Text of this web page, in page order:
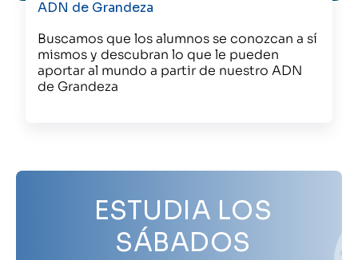
ADN de Grandeza
Buscamos que los alumnos se conozcan a sí
mismos y descubran lo que le pueden
aportar al mundo a partir de nuestro ADN
de Grandeza
ESTUDIA LOS
SÁBADOS